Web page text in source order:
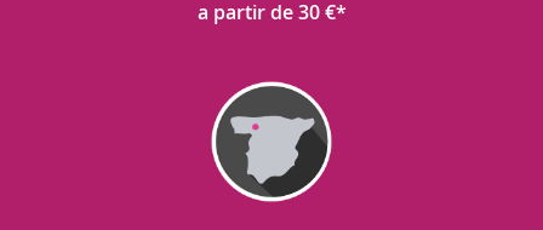
a partir de 30 €*